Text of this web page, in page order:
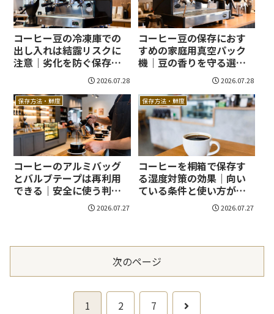
コーヒー豆の冷凍庫での
出し入れは結露リスクに
注意｜劣化を防ぐ保存手
2026.07.28
コーヒー豆の保存におす
すめの家庭用真空パック
機｜豆の香りを守る選び
方まで紹介します！2026.07.28
保存方法・鮮度
コーヒーのアルミバッグ
とバルブテープは再利用
できる｜安全に使う判断
2026.07.27
保存方法・鮮度
コーヒーを桐箱で保存す
る湿度対策の効果｜向い
ている条件と使い方が判
2026.07.27
次のページ
1 2 7 次